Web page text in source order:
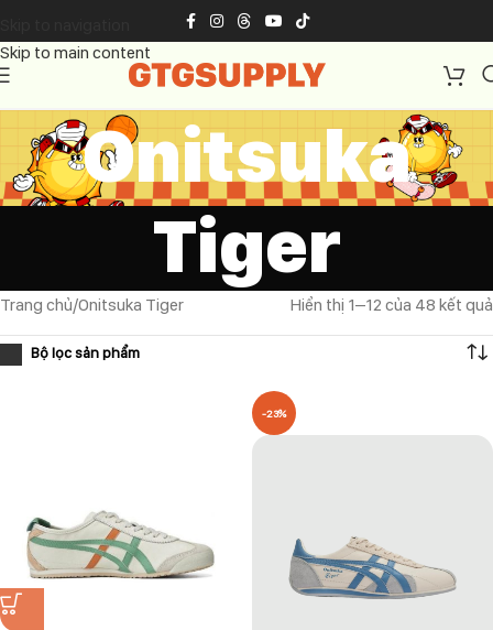
Skip to main content
Onitsuka
Tiger
Trang chủ Onitsuka Tiger Hiển thị 1–12 của 48 kết quả
-23%